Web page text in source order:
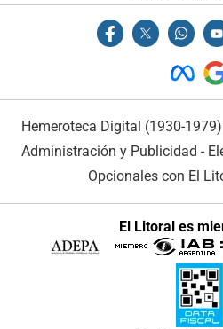
Hemeroteca Digital (1930-1979)
Administración y Publicidad -
Opcionales con El
El Litoral es